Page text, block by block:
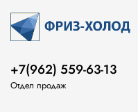
+7(962) 559-63-13
Отдел продаж